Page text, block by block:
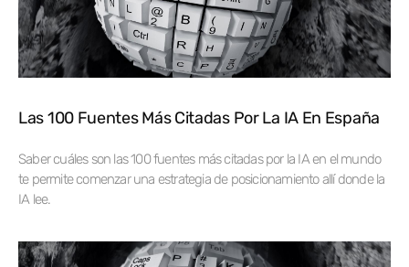
Las 100 Fuentes Más Citadas Por La IA En España
Saber cuáles son las 100 fuentes más citadas por la IA en el mundo
te permite comenzar una estrategia de posicionamiento allí donde la
IA lee.